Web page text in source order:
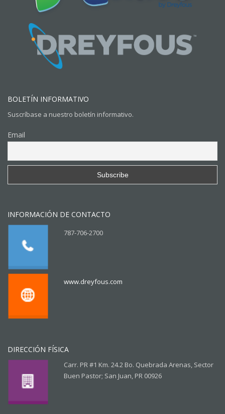
BOLETÍN INFORMATIVO
Suscríbase a nuestro boletín informativo.
Email
INFORMACIÓN DE CONTACTO
787-706-2700
www.dreyfous.com
DIRECCIÓN FÍSICA
Carr. PR #1 Km. 24.2 Bo. Quebrada Arenas, Sector
Buen Pastor; San Juan, PR 00926